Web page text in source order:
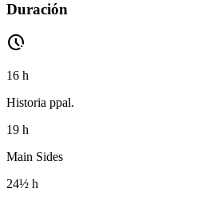
Duración
pace
16 h
Historia ppal.
19 h
Main Sides
24½ h